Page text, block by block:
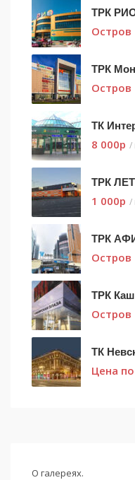
ТРК
Остров
ТРК
Остров
ТК
8 000p /
ТРК
1 000p /
ТРК
Остров
ТРК
Остров
ТК
Цена
О галереях.